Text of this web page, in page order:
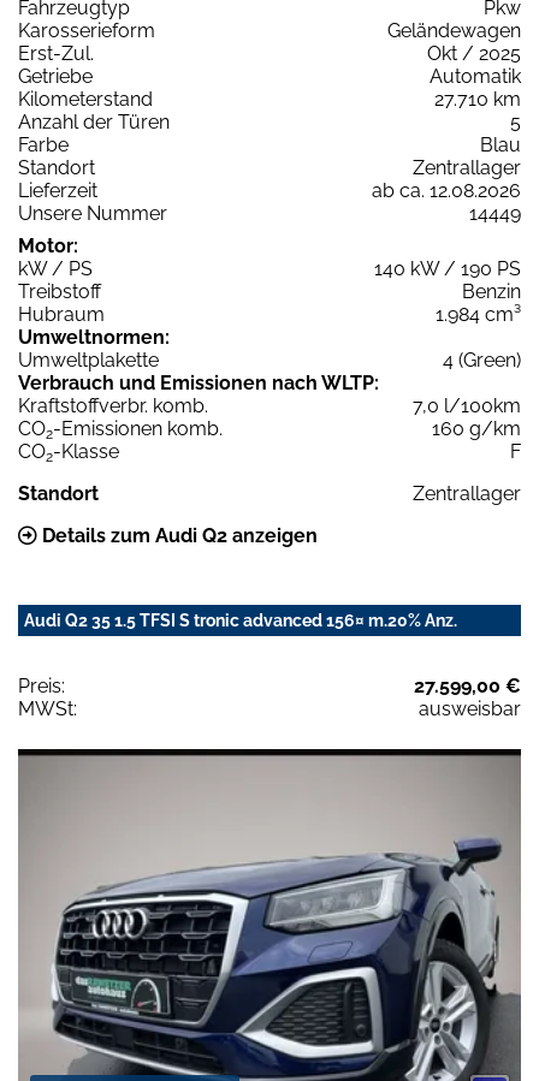
Fahrzeugtyp
Pkw
Karosserieform
Geländewagen
Erst-Zul.
Okt / 2025
Getriebe
Automatik
Kilometerstand
27.710 km
Anzahl der Türen
5
Farbe
Blau
Standort
Zentrallager
Lieferzeit
ab ca. 12.08.2026
Unsere Nummer
14449
Motor:
kW / PS
140 kW / 190 PS
Treibstoff
Benzin
Hubraum
1.984 cm³
Umweltnormen:
Umweltplakette
4 (Green)
Verbrauch und Emissionen nach WLTP:
Kraftstoffverbr. komb.
7,0 l/100km
CO2-Emissionen komb.
160 g/km
CO2-Klasse
F
Standort
Zentrallager
Details zum Audi Q2 anzeigen
Audi Q2 35 1.5 TFSI S tronic advanced 156¤ m.20% Anz.
Preis:
27.599,00 €
MWSt:
ausweisbar